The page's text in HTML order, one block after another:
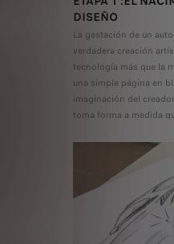
DISEÑO
La gestación de un
verdadera creación
tecnología más que la
una simple página en
imaginación del
toma forma a medida